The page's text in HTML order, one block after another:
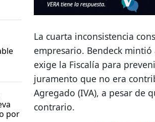
por
La cuarta inconsistencia
empresario. Bendeck
exige la Fiscalía para
juramento que no era
Agregado (IVA), a pesar de
contrario.